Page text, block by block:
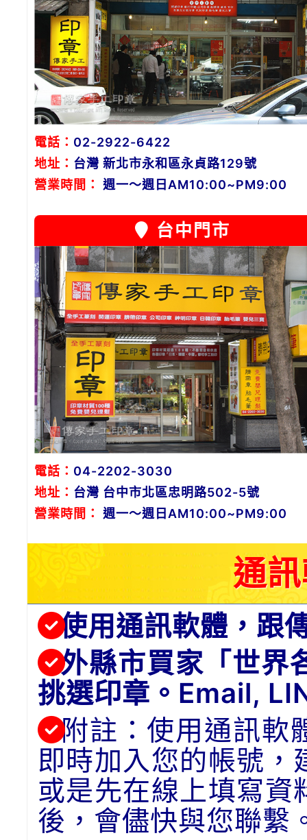
電話： 02-2922-6422
地址： 台灣 新北市永和區永貞路129號
營業時間：
週一～週日AM10:00~PM9:00
台中門市
電話： 04-2202-3030
地址： 台灣 台中市北區忠明路502-5號
營業時間：
週一～週日AM10:00~PM9:00
通
使用通訊軟體，跟
外縣市買家「世界
挑選印章。Email,
附註：使用通訊軟
即時加入您的帳號，
或是先在線上填寫資
後，會儘快與您聯繫